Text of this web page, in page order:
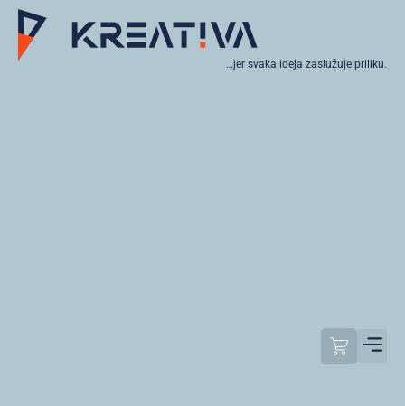
…jer svaka ideja zaslužuje priliku.